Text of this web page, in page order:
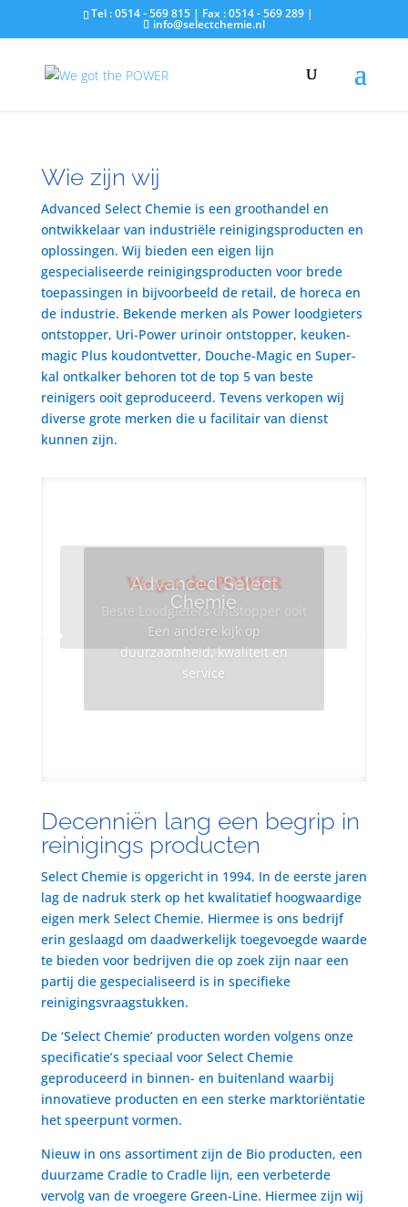
Tel : 0514 - 569 815 | Fax : 0514 - 569 289 |
info@selectchemie.nl
Wie zijn wij
Advanced Select Chemie is een groothandel en
ontwikkelaar van industriële reinigingsproducten en
oplossingen. Wij bieden een eigen lijn
gespecialiseerde reinigingsproducten voor brede
toepassingen in bijvoorbeeld de retail, de horeca en
de industrie. Bekende merken als Power loodgieters
ontstopper, Uri-Power urinoir ontstopper, keuken-
magic Plus koudontvetter, Douche-Magic en Super-
kal ontkalker behoren tot de top 5 van beste
reinigers ooit geproduceerd. Tevens verkopen wij
diverse grote merken die u facilitair van dienst
kunnen zijn.
Advanced Select
Chemie
Een andere kijk op
duurzaamheid, kwaliteit en
service
We got the POWER
Beste Loodgieters ontstopper ooit
Decenniën lang een begrip in
reinigings producten
Select Chemie is opgericht in 1994. In de eerste jaren
lag de nadruk sterk op het kwalitatief hoogwaardige
eigen merk Select Chemie. Hiermee is ons bedrijf
erin geslaagd om daadwerkelijk toegevoegde waarde
te bieden voor bedrijven die op zoek zijn naar een
partij die gespecialiseerd is in specifieke
reinigingsvraagstukken.
De ‘Select Chemie’ producten worden volgens onze
specificatie’s speciaal voor Select Chemie
geproduceerd in binnen- en buitenland waarbij
innovatieve producten en een sterke marktoriëntatie
het speerpunt vormen.
Nieuw in ons assortiment zijn de Bio producten, een
duurzame Cradle to Cradle lijn, een verbeterde
vervolg van de vroegere Green-Line. Hiermee zijn wij